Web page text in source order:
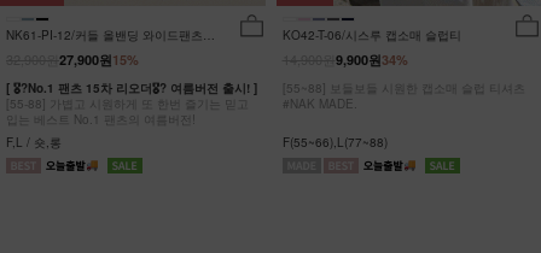
NK61-PI-12/커들 올밴딩 와이드팬츠
15%
27,900원
[ 🎖?No.1 팬츠 15차 리오더🎖? 여름버전 출시! ]
[55-88] 가볍고 시원하게 또 한번 즐기는 믿고
입는 베스트 No.1 팬츠의 여름버전!
F,L / 숏,롱
KO42-T-06/시스루 캡소매 슬럽티
34%
9,900원
[55~88] 보들보들 시원한 캡소매 슬럽 티셔츠
#NAK MADE.
F(55~66),L(77~88)